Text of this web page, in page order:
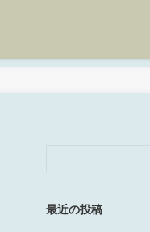
最近の投稿